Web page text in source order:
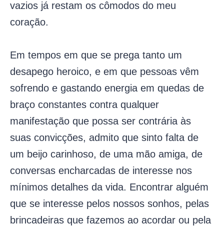
vazios já restam os cômodos do meu
coração.
Em tempos em que se prega tanto um
desapego heroico, e em que pessoas vêm
sofrendo e gastando energia em quedas de
braço constantes contra qualquer
manifestação que possa ser contrária às
suas convicções, admito que sinto falta de
um beijo carinhoso, de uma mão amiga, de
conversas encharcadas de interesse nos
mínimos detalhes da vida. Encontrar alguém
que se interesse pelos nossos sonhos, pelas
brincadeiras que fazemos ao acordar ou pela